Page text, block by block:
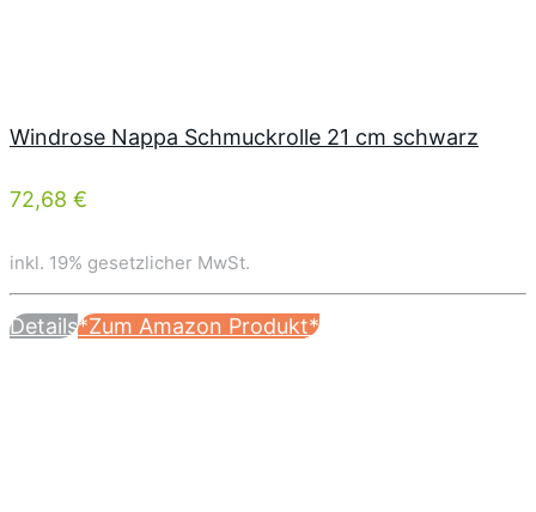
Windrose Nappa Schmuckrolle 21 cm schwarz
72,68 €
inkl. 19% gesetzlicher MwSt.
Details*Zum Amazon Produkt*